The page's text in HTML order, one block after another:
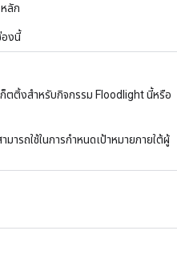
ลัก
องนี้
ก็ตติ้งสําหรับกิจกรรม Floodlight นี้หรือ
ารถใช้ในการกําหนดเป้าหมายภายใต้ผู้